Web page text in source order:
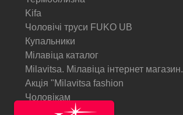
Kifa
Чоловічі труси FUKO UB
Купальники
Мілавіца каталог
Milavitsa. Мілавіца інтернет магазин.
Акція "Milavitsa fashion
Чоловікам